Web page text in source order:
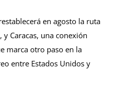
en agosto la ruta
Caracas, una conexión
marca otro paso en la
entre Estados Unidos y